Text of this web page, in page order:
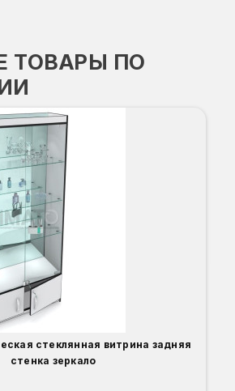
ТОВАРЫ ПО
стеклянная витрина задняя
стенка зеркало